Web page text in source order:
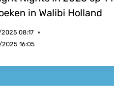
in Walibi Holland
08:17
16:05